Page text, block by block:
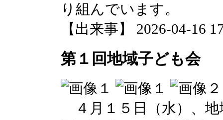
り組んでいます。
【出来事】 2026-04-16
第１回地域子ども会
４月１５日（水）、